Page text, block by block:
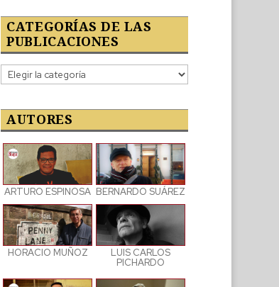
CATEGORÍAS DE LAS
PUBLICACIONES
Categorías
de
publicaciones
AUTORES
ARTURO ESPINOSA BERNARDO SUÁREZ
HORACIO MUÑOZ
LUIS CARLOS
PICHARDO